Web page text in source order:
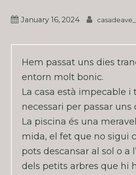
January 16, 2024
Hem passat uns dies
entorn molt bonic.
La casa està impecable i
necessari per passar uns
La piscina és una
mida, el fet que no sigui
pots descansar al sol o a
dels petits arbres que hi